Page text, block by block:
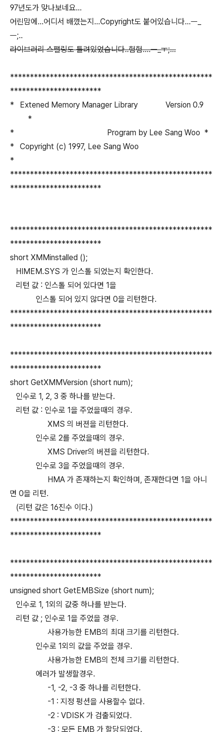
97년도가 맞나보네요...
어린맘에...어디서 배꼈는지...Copyright도 붙어있습니다...ㅡ_
ㅡ;..
라이브러리 스팰링도 틀려있었습니다..험험....ㅡ_ㅜ;...
***************************************************
***********************
* Extened Memory Manager Library Version 0.9
*
* Program by Lee Sang Woo *
* Copyright (c) 1997, Lee Sang Woo
*
***************************************************
***********************
***************************************************
***********************
short XMMinstalled ();
HIMEM.SYS 가 인스톨 되었는지 확인한다.
리턴 값 : 인스톨 되어 있다면 1을
인스톨 되어 있지 않다면 0을 리턴한다.
***************************************************
***********************
***************************************************
***********************
short GetXMMVersion (short num);
인수로 1, 2, 3 중 하나를 받는다.
리턴 값 : 인수로 1을 주었을때의 경우.
XMS 의 버젼을 리턴한다.
인수로 2를 주었을때의 경우.
XMS Driver의 버젼을 리턴한다.
인수로 3을 주었을때의 경우.
HMA 가 존재하는지 확인하며, 존재한다면 1을 아니
면 0을 리턴.
(리턴 값은 16진수 이다.)
***************************************************
***********************
***************************************************
***********************
unsigned short GetEMBSize (short num);
인수로 1, 1외의 값중 하나를 받는다.
리턴 값 ; 인수로 1을 주었을 경우.
사용가능한 EMB의 최대 크기를 리턴한다.
인수로 1외의 값을 주었을 경우.
사용가능한 EMB의 전체 크기를 리턴한다.
에러가 발생할경우.
-1, -2, -3 중 하나를 리턴한다.
-1 : 지정 펑션을 사용할수 없다.
-2 : VDISK 가 검출되었다.
-3 : 모든 EMB 가 할당되었다.